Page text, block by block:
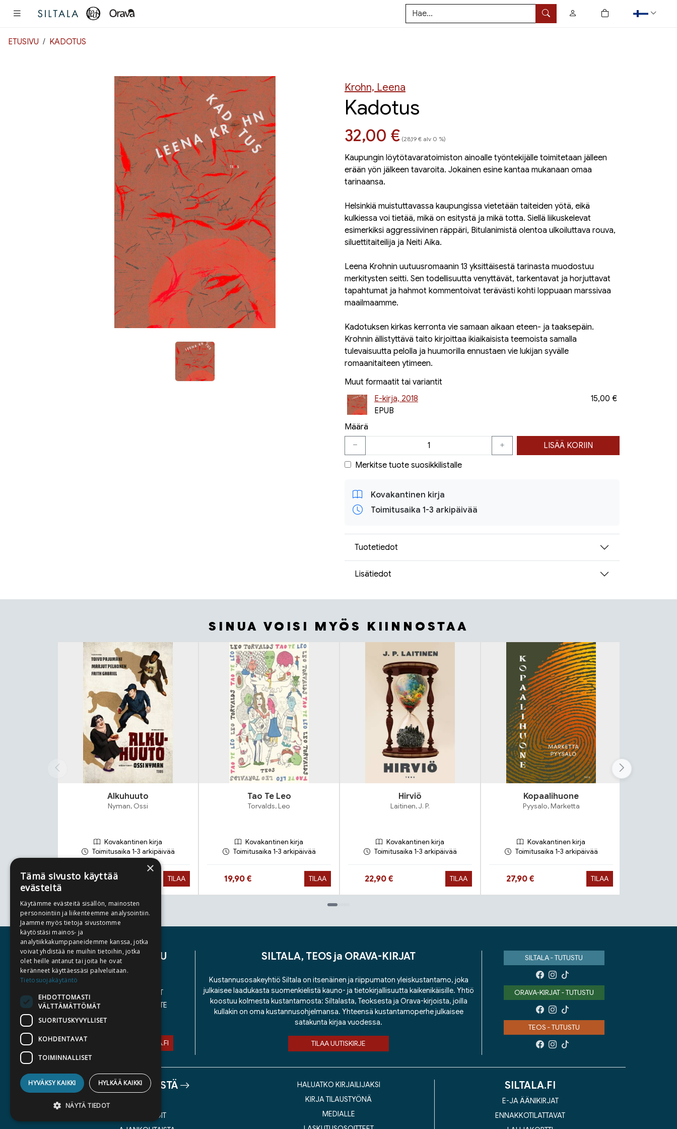
Hae
0
tuotetta ostoskorissa
ETUSIVU KADOTUS
Krohn, Leena
Kadotus
Hinta nyt
32,00 € (28,19 € alv 0 %)
Kaupungin löytötavaratoimiston ainoalle työntekijälle toimitetaan jälleen
erään yön jälkeen tavaroita. Jokainen esine kantaa mukanaan omaa
tarinaansa.
Helsinkiä muistuttavassa kaupungissa vietetään taiteiden yötä, eikä
kulkiessa voi tietää, mikä on esitystä ja mikä totta. Siellä liikuskelevat
esimerkiksi aggressiivinen räppäri, Bitulanimistä olentoa ulkoiluttava rouva,
siluettitaiteilija ja Neiti Aika.
Leena Krohnin uutuusromaanin 13 yksittäisestä tarinasta muodostuu
merkitysten seitti. Sen todellisuutta venyttävät, tarkentavat ja horjuttavat
tapahtumat ja hahmot kommentoivat terävästi kohti loppuaan marssivaa
maailmaamme.
Kadotuksen kirkas kerronta vie samaan aikaan eteen- ja taaksepäin.
Krohnin ällistyttävä taito kirjoittaa ikiaikaisista teemoista samalla
tulevaisuutta pelolla ja huumorilla ennustaen vie lukijan syvälle
romaanitaiteen ytimeen.
Muut formaatit tai variantit
E-kirja, 2018
EPUB
15,00 €
Määrä
LISÄÄ KORIIN
Merkitse tuote suosikkilistalle
Kovakantinen kirja
Toimitusaika 1-3 arkipäivää
Tuotetiedot
Lisätiedot
SINUA VOISI MYÖS KIINNOSTAA
Tuoteluettelon alku
Alkuhuuto
Nyman, Ossi
Kovakantinen kirja
Toimitusaika 1-3 arkipäivää
Hinta nyt
22,90 € TILAA
Tao Te Leo
Torvalds, Leo
Kovakantinen kirja
Toimitusaika 1-3 arkipäivää
Hinta nyt
19,90 € TILAA
Hirviö
Laitinen, J. P.
Kovakantinen kirja
Toimitusaika 1-3 arkipäivää
Hinta nyt
22,90 € TILAA
Kopaalihuone
Pyysalo, Marketta
Kovakantinen kirja
Toimitusaika 1-3 arkipäivää
Hinta nyt
27,90 € TILAA
Tuoteluettelon loppu
ASIAKASPALVELU
YLEISET TOIMITUSEHDOT
SAAVUTETTAVUUSSELOSTE
TIETOSUOJASELOSTE
ASIAKASPALVELU@STORIA.FI
SILTALA, TEOS ja ORAVA-KIRJAT
Kustannusosakeyhtiö Siltala on itsenäinen ja riippumaton yleiskustantamo, joka
julkaisee laadukasta suomenkielistä kauno- ja tietokirjallisuutta kaikenikäisille. Yhtiö
koostuu kolmesta kustantamosta: Siltalasta, Teoksesta ja Orava-kirjoista, joilla
kullakin on oma kustannusohjelmansa. Yhteensä kustantamoperhe julkaisee
satakunta kirjaa vuodessa.
TILAA UUTISKIRJE
SILTALA - TUTUSTU
ORAVA-KIRJAT - TUTUSTU
TEOS - TUTUSTU
TIETOA MEISTÄ
KATALOGIT
HALUATKO KIRJAILIJAKSI
KIRJA TILAUSTYÖNÄ
MEDIALLE
SILTALA.FI
E-JA ÄÄNIKIRJAT
ENNAKKOTILATTAVAT
×
Tämä sivusto käyttää
evästeitä
Käytämme evästeitä sisällön, mainosten
personointiin ja liikenteemme analysointiin.
Jaamme myös tietoja sivustomme
käytöstäsi mainos- ja
analytiikkakumppaneidemme kanssa, jotka
voivat yhdistää ne muihin tietoihin, jotka
olet heille antanut tai joita he ovat
keränneet käyttäessäsi palveluitaan.
Tietosuojakäytäntö
EHDOTTOMASTI
VÄLTTÄMÄTTÖMÄT
SUORITUSKYVYLLISET
KOHDENTAVAT
TOIMINNALLISET
HYVÄKSY KAIKKI HYLKÄÄ KAIKKI
NÄYTÄ TIEDOT